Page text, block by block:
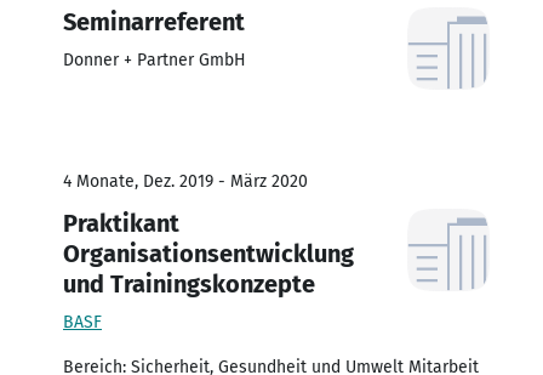
Seminarreferent
Donner + Partner GmbH
4 Monate, Dez. 2019 - März 2020
Praktikant
Organisationsentwicklung
und Trainingskonzepte
BASF
Bereich: Sicherheit, Gesundheit und Umwelt Mitarbeit